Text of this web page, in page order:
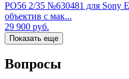
РО56 2/35 №630481 для Sony
объектив с мак...
29 900 руб.
Показать еще
Вопросы